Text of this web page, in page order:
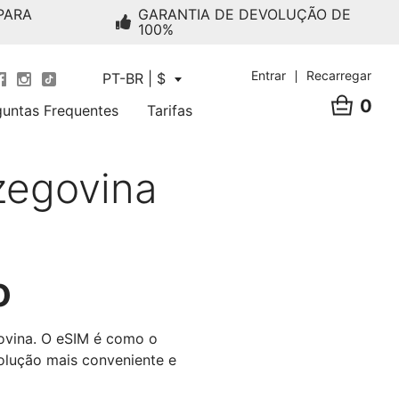
GARANTIA DE DEVOLUÇÃO DE
100%
PT-BR | $
Frequentes
Tarifas 0
Entrar Recarregar
O eSIM é como o
mais conveniente e